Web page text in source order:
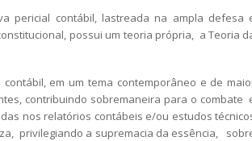
pericial contábil, lastreada na ampla defesa
possui um teoria própria, a Teoria
em um tema contemporâneo e de
contribuindo sobremaneira para o combate
nos relatórios contábeis e/ou estudos
privilegiando a supremacia da essência,